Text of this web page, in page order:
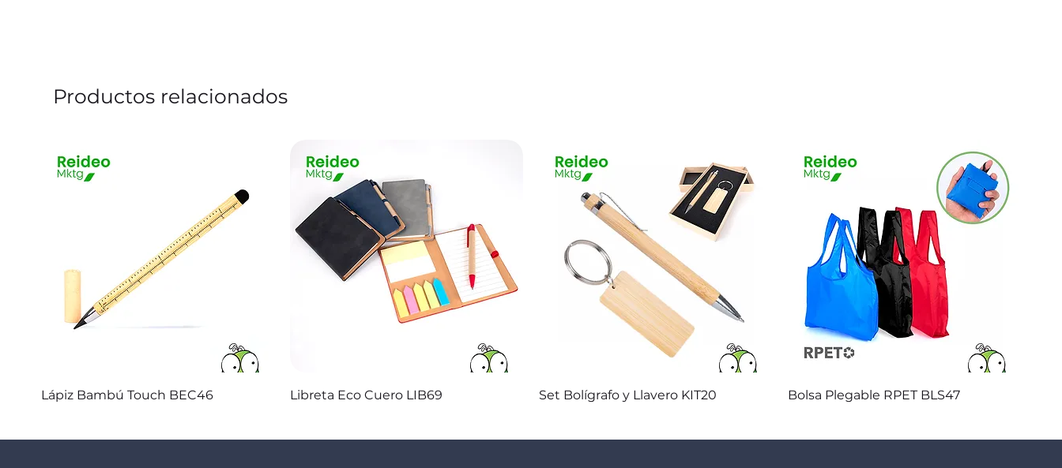
Productos relacionados
Vista rápida
Lápiz Bambú Touch BEC46 Vista rápida
Libreta Eco Cuero LIB69 Vista rápida
Set Bolígrafo y Llavero KIT20 Vista rápida
Bolsa Plegable RPET BLS47